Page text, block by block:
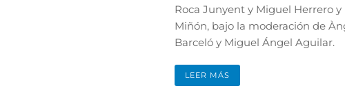
Roca Junyent y Miguel Herrero
Miñón, bajo la moderación de
Barceló y Miguel Ángel Aguilar.
LEER MÁS